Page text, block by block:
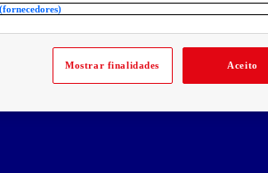
Mostrar finalidades Aceito